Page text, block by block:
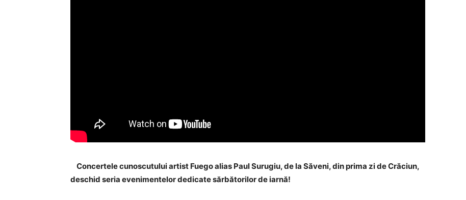
Concertele cunoscutului artist Fuego alias Paul Surugiu, de la Săveni, din prima zi de Crăciun,
deschid seria evenimentelor dedicate sărbătorilor de iarnă!